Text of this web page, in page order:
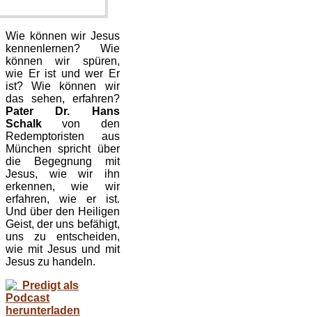
Wie können wir Jesus
kennenlernen? Wie
können wir spüren,
wie Er ist und wer Er
ist? Wie können wir
das sehen, erfahren?
Pater Dr. Hans
Schalk von den
Redemptoristen aus
München spricht über
die Begegnung mit
Jesus, wie wir ihn
erkennen, wie wir
erfahren, wie er ist.
Und über den Heiligen
Geist, der uns befähigt,
uns zu entscheiden,
wie mit Jesus und mit
Jesus zu handeln.
Predigt als
Podcast
herunterladen